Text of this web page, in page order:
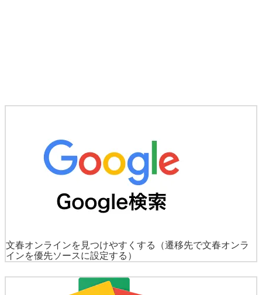
文春オンラインを見つけやすくする
（遷移先で文春オンラ
インを優先ソースに設定する）